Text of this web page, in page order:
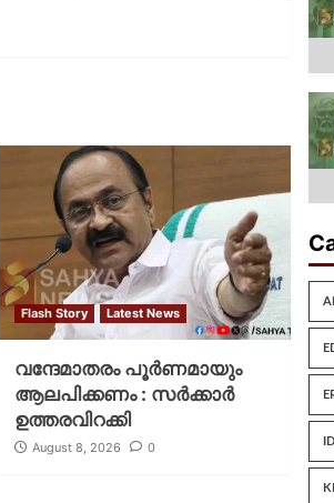
Flash Story Latest News
വന്ദേമാതരം പൂര്‍ണമായും
ആലപിക്കണം : സര്‍ക്കാര്‍
ഉത്തരവിറക്കി
August 8, 2026 0